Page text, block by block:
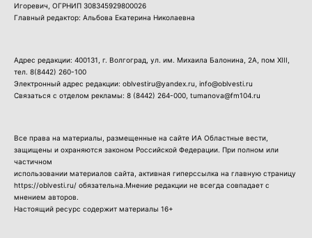
Игоревич, ОГРНИП 308345929800026
Главный редактор: Альбова Екатерина Николаевна
Адрес редакции: 400131, г. Волгоград, ул. им. Михаила Балонина, 2А, пом XIII,
тел. 8(8442) 260-100
Электронный адрес редакции: oblvestiru@yandex.ru, info@oblvesti.ru
Связаться с отделом рекламы: 8 (8442) 264-000 , tumanova@fm104.ru
Все права на материалы, размещенные на сайте ИА Областные вести,
защищены и охраняются законом Российской Федерации. При полном или
частичном
использовании материалов сайта, активная гиперссылка на главную страницу
https://oblvesti.ru/ обязательна.Мнение редакции не всегда совпадает с
мнением авторов.
Настоящий ресурс содержит материалы 16+